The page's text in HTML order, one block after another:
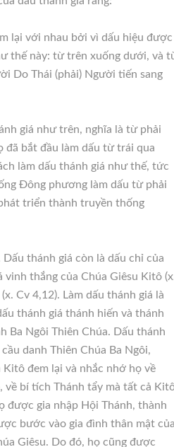
lại với nhau bởi vì dấu hiệu được
thế này: từ trên xuống dưới, và
Do Thái (phải) Người tiến sang
giá như trên, nghĩa là từ phải
đã bắt đầu làm dấu từ trái qua
làm dấu thánh giá như thế, tức
Đông phương làm dấu từ phải
triển thành truyền thống
thánh giá còn là dấu chỉ của
thắng của Chúa Giêsu Kitô
Cv 4,12). Làm dấu thánh giá là
thánh giá thánh hiến và thánh
Ba Ngôi Thiên Chúa. Dấu thánh
danh Thiên Chúa Ba Ngôi,
đem lại và nhắc nhớ họ về
về bí tích Thánh tẩy mà tất cả
được gia nhập Hội Thánh, thành
bước vào gia đình thân mật của
Giêsu. Do đó, họ cũng được